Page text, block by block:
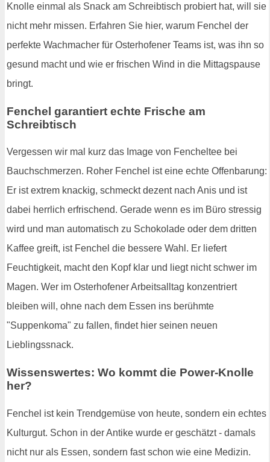
Knolle einmal als Snack am Schreibtisch probiert hat, will sie
nicht mehr missen. Erfahren Sie hier, warum Fenchel der
perfekte Wachmacher für Osterhofener Teams ist, was ihn so
gesund macht und wie er frischen Wind in die Mittagspause
bringt.
Fenchel garantiert echte Frische am
Schreibtisch
Vergessen wir mal kurz das Image von Fencheltee bei
Bauchschmerzen. Roher Fenchel ist eine echte Offenbarung:
Er ist extrem knackig, schmeckt dezent nach Anis und ist
dabei herrlich erfrischend. Gerade wenn es im Büro stressig
wird und man automatisch zu Schokolade oder dem dritten
Kaffee greift, ist Fenchel die bessere Wahl. Er liefert
Feuchtigkeit, macht den Kopf klar und liegt nicht schwer im
Magen. Wer im Osterhofener Arbeitsalltag konzentriert
bleiben will, ohne nach dem Essen ins berühmte
"Suppenkoma" zu fallen, findet hier seinen neuen
Lieblingssnack.
Wissenswertes: Wo kommt die Power-Knolle
her?
Fenchel ist kein Trendgemüse von heute, sondern ein echtes
Kulturgut. Schon in der Antike wurde er geschätzt - damals
nicht nur als Essen, sondern fast schon wie eine Medizin.